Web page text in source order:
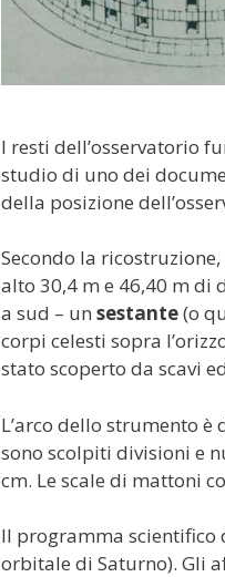
I resti dell’osservatorio
studio di uno dei
della posizione
Secondo la
alto 30,4 m e 46,40 m di
a sud – un sestante(o
corpi celesti sopra
stato scoperto da scavi
L’arco dello strumento
sono scolpiti divisioni e
cm. Le scale di mattoni
Il programma scientifico
orbitale di Saturno). Gli